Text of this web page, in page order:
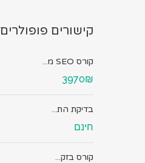
קישורים פופולרים
קורס SEO מ...
3970₪
בדיקת הת...
חינם
קורס בזק...